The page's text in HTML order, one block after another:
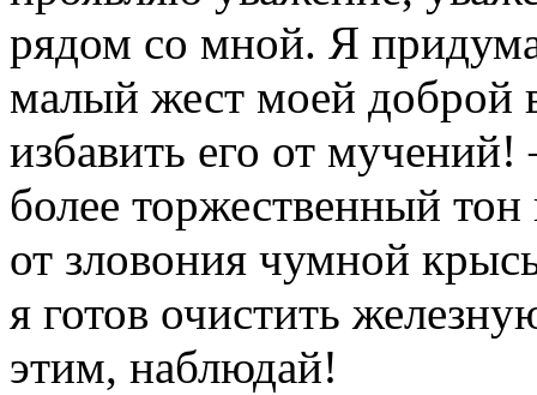
рядом со мной. Я
малый жест моей доброй
избавить его от
более торжественный тон
от зловония чумной
я готов очистить
этим, наблюдай!